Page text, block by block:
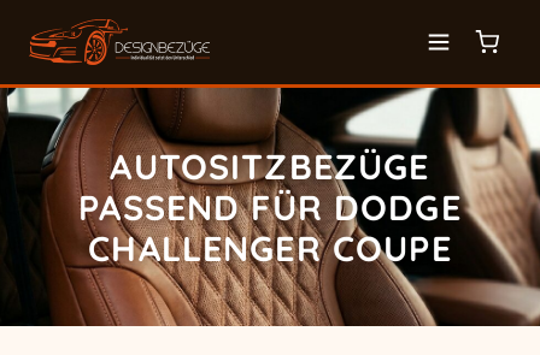
AUTOSITZBEZÜGE
PASSEND FÜR DODGE
CHALLENGER COUPE